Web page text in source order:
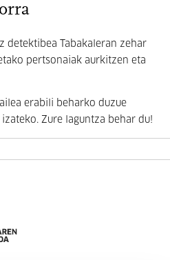
detektibea Tabakaleran zehar
pertsonaiak aurkitzen eta
erabili beharko duzue
Zure laguntza behar du!